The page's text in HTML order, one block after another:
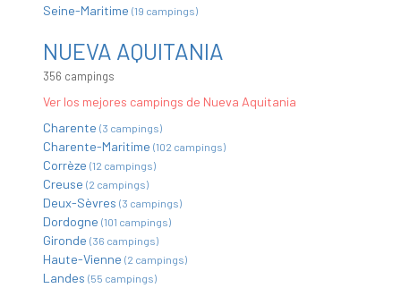
Seine-Maritime (19 campings)
NUEVA AQUITANIA
356 campings
Ver los mejores campings de Nueva Aquitania
Charente (3 campings)
Charente-Maritime (102 campings)
Corrèze (12 campings)
Creuse (2 campings)
Deux-Sèvres (3 campings)
Dordogne (101 campings)
Gironde (36 campings)
Haute-Vienne (2 campings)
Landes (55 campings)